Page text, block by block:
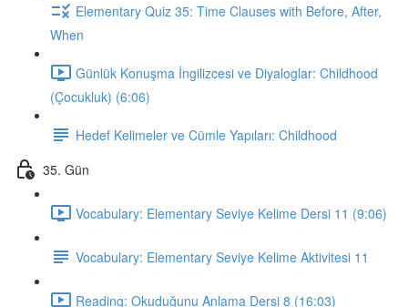
Elementary Quiz 35: Time Clauses with Before, After,
When
Günlük Konuşma İngilizcesi ve Diyaloglar: Childhood
(Çocukluk) (6:06)
Hedef Kelimeler ve Cümle Yapıları: Childhood
35. Gün
Vocabulary: Elementary Seviye Kelime Dersi 11 (9:06)
Vocabulary: Elementary Seviye Kelime Aktivitesi 11
Reading: Okuduğunu Anlama Dersi 8 (16:03)